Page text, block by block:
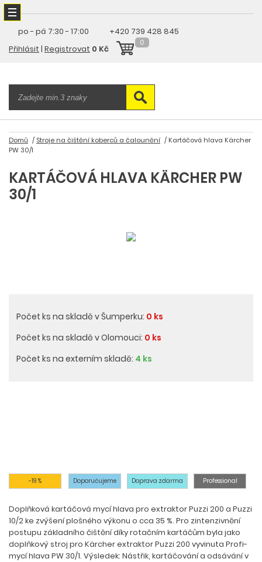
po - pá 7:30 - 17:00
+420 739 428 845
Přihlásit | Registrovat 0 Kč
0
Domů Stroje na čištění koberců a čalounění
Kartáčová hlava Kärcher
PW 30/1
KARTÁČOVÁ HLAVA KÄRCHER PW
30/1
Počet ks na skladě v Šumperku: 0 ks
Počet ks na skladě v Olomouci: 0 ks
Počet ks na externím skladě: 4 ks
-19 % Doporučujeme Doprava zdarma Professional
Doplňková kartáčová mycí hlava pro extraktor Puzzi 200 a Puzzi
10/2 ke zvýšení plošného výkonu o cca 35 %. Pro zintenzivnění
postupu základního čištění díky rotačním kartáčům byla jako
doplňkový stroj pro Kärcher extraktor Puzzi 200 vyvinuta Profi-
mycí hlava PW 30/1. Výsledek: Nástřik, kartáčování a odsávání v